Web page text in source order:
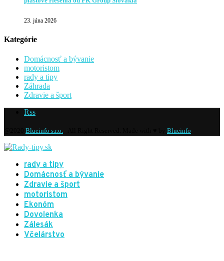
23. júna 2026
Kategórie
Domácnosť a bývanie
motoristom
rady a tipy
Záhrada
Zdravie a šport
Rss
Blueinfo s.r.o. Blueinfo
rady a tipy
Domácnosť a bývanie
Zdravie a šport
motoristom
Ekonóm
Dovolenka
Zálesák
Včelárstvo